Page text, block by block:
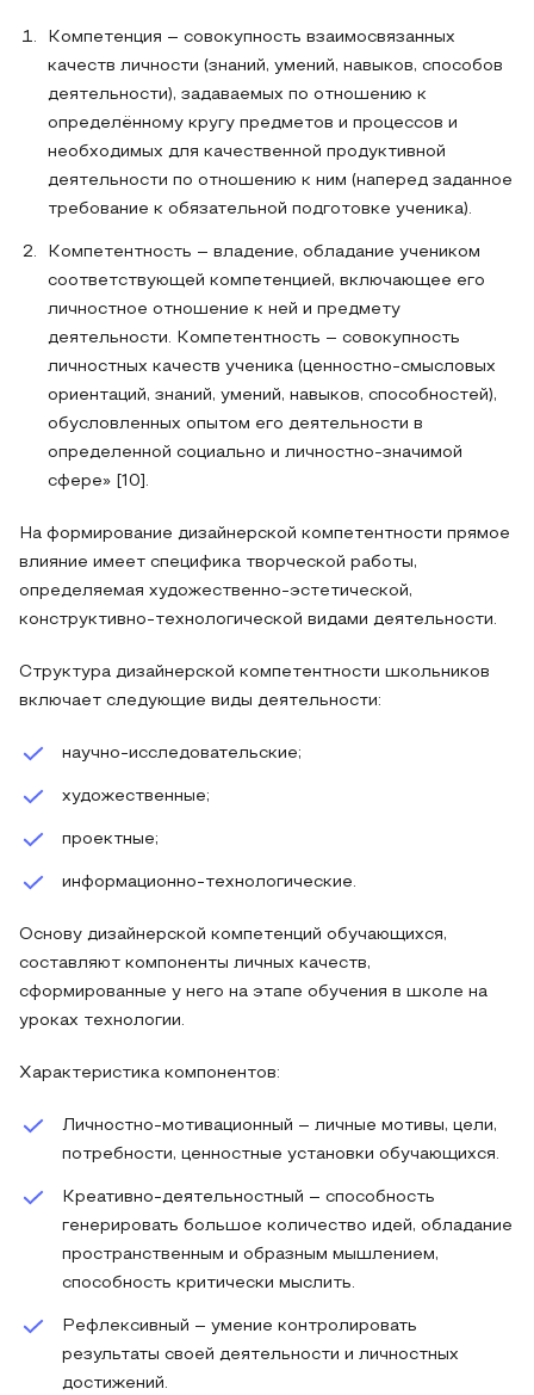
Компетенция – совокупность взаимосвязанных
качеств личности (знаний, умений, навыков, способов
деятельности), задаваемых по отношению к
определённому кругу предметов и процессов и
необходимых для качественной продуктивной
деятельности по отношению к ним (наперед заданное
требование к обязательной подготовке ученика).
Компетентность – владение, обладание учеником
соответствующей компетенцией, включающее его
личностное отношение к ней и предмету
деятельности. Компетентность – совокупность
личностных качеств ученика (ценностно-смысловых
ориентаций, знаний, умений, навыков, способностей),
обусловленных опытом его деятельности в
определенной социально и личностно-значимой
сфере» [10].
На формирование дизайнерской компетентности прямое
влияние имеет специфика творческой работы,
определяемая художественно-эстетической,
конструктивно-технологической видами деятельности.
Структура дизайнерской компетентности школьников
включает следующие виды деятельности:
научно-исследовательские;
художественные;
проектные;
информационно-технологические.
Основу дизайнерской компетенций обучающихся,
составляют компоненты личных качеств,
сформированные у него на этапе обучения в школе на
уроках технологии.
Характеристика компонентов:
Личностно-мотивационный – личные мотивы, цели,
потребности, ценностные установки обучающихся.
Креативно-деятельностный – способность
генерировать большое количество идей, обладание
пространственным и образным мышлением,
способность критически мыслить.
Рефлексивный – умение контролировать
результаты своей деятельности и личностных
достижений.